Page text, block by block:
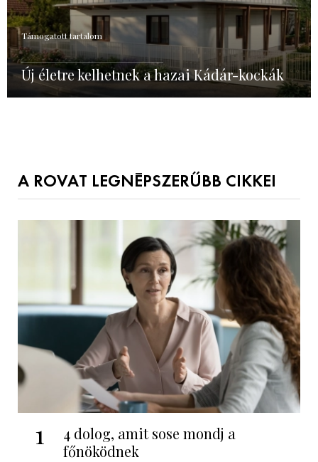
Támogatott tartalom
Új életre kelhetnek a hazai Kádár-kockák
A ROVAT LEGNÉPSZERŰBB CIKKEI
1
4 dolog, amit sose mondj a
főnöködnek